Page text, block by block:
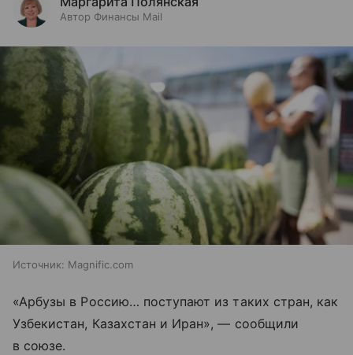
Автор Финансы Mail
Источник: Magnific.com
«Арбузы в Россию… поступают из таких стран, как
Узбекистан, Казахстан и Иран», — сообщили
в союзе.